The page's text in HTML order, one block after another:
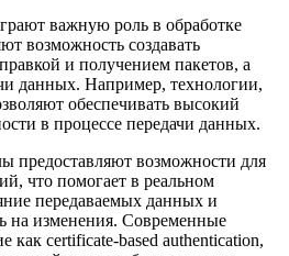
важную роль в обработке
возможность создавать
и получением пакетов, а
данных. Например, технологии,
обеспечивать высокий
в процессе передачи данных.
предоставляют возможности для
что помогает в реальном
передаваемых данных и
на изменения. Современные
как certificate-based authentication,